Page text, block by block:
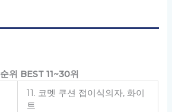
위 BEST 11~30위
11. 코멧 쿠션 접이식의자, 화이
트